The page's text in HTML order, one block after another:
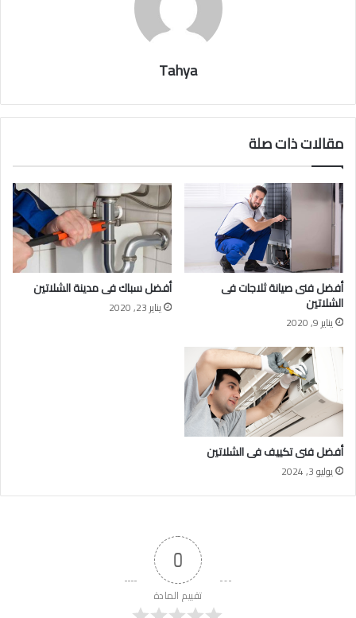
Tahya
مقالات ذات صلة
أفضل فنى صيانة ثلاجات فى
الشلاتين
يناير 9, 2020
أفضل سباك فى مدينة الشلاتين
يناير 23, 2020
أفضل فنى تكييف فى الشلاتين
يوليو 3, 2024
0
تقييم المادة